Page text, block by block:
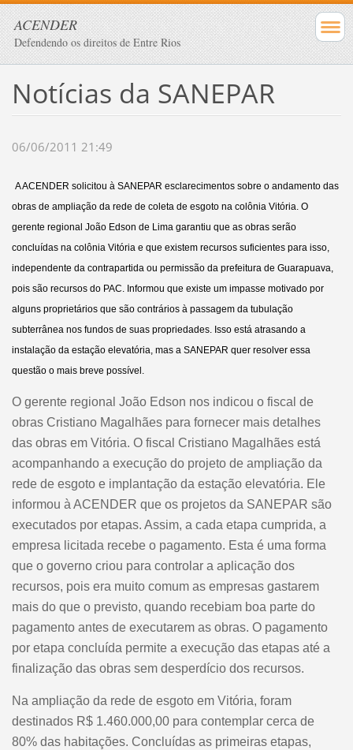
ACENDER
Defendendo os direitos de Entre Rios
Notícias da SANEPAR
06/06/2011 21:49
A ACENDER solicitou à SANEPAR esclarecimentos sobre o andamento das
obras de ampliação da rede de coleta de esgoto na colônia Vitória. O
gerente regional João Edson de Lima garantiu que as obras serão
concluídas na colônia Vitória e que existem recursos suficientes para isso,
independente da contrapartida ou permissão da prefeitura de Guarapuava,
pois são recursos do PAC. Informou que existe um impasse motivado por
alguns proprietários que são contrários à passagem da tubulação
subterrânea nos fundos de suas propriedades. Isso está atrasando a
instalação da estação elevatória, mas a SANEPAR quer resolver essa
questão o mais breve possível.
O gerente regional João Edson nos indicou o fiscal de
obras Cristiano Magalhães para fornecer mais detalhes
das obras em Vitória. O fiscal Cristiano Magalhães está
acompanhando a execução do projeto de ampliação da
rede de esgoto e implantação da estação elevatória. Ele
informou à ACENDER que os projetos da SANEPAR são
executados por etapas. Assim, a cada etapa cumprida, a
empresa licitada recebe o pagamento. Esta é uma forma
que o governo criou para controlar a aplicação dos
recursos, pois era muito comum as empresas gastarem
mais do que o previsto, quando recebiam boa parte do
pagamento antes de executarem as obras. O pagamento
por etapa concluída permite a execução das etapas até a
finalização das obras sem desperdício dos recursos.
Na ampliação da rede de esgoto em Vitória, foram
destinados R$ 1.460.000,00 para contemplar cerca de
80% das habitações. Concluídas as primeiras etapas,